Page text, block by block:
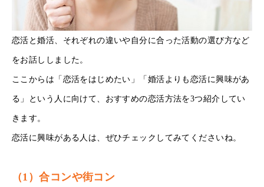
恋活と婚活、それぞれの違いや自分に合った活動の選び方など
をお話ししました。
ここからは「恋活をはじめたい」「婚活よりも恋活に興味があ
る」という人に向けて、おすすめの恋活方法を3つ紹介してい
きます。
恋活に興味がある人は、ぜひチェックしてみてくださいね。
（1）合コンや街コン